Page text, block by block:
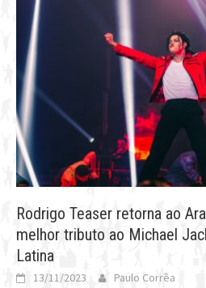
Rodrigo Teaser retorna ao
melhor tributo ao Michael
Latina
13/11/2023 Paulo Corrêa